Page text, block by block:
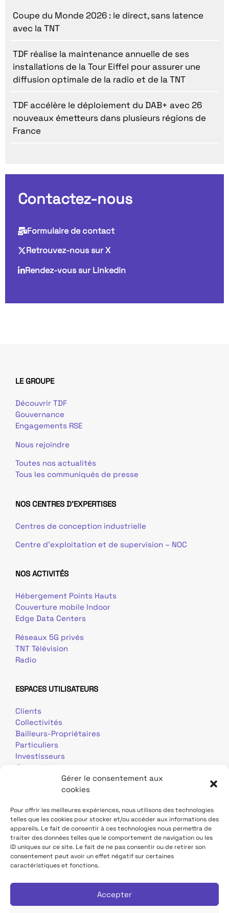
Gérer le consentement aux
cookies
Pour offrir les meilleures expériences, nous utilisons des technologies
telles que les cookies pour stocker et/ou accéder aux informations des
appareils. Le fait de consentir à ces technologies nous permettra de
traiter des données telles que le comportement de navigation ou les
ID uniques sur ce site. Le fait de ne pas consentir ou de retirer son
consentement peut avoir un effet négatif sur certaines
caractéristiques et fonctions.
Accepter
Coupe du Monde 2026 : le direct, sans latence
avec la TNT
TDF réalise la maintenance annuelle de ses
installations de la Tour Eiffel pour assurer une
diffusion optimale de la radio et de la TNT
TDF accélère le déploiement du DAB+ avec 26
nouveaux émetteurs dans plusieurs régions de
France
Contactez-nous
Formulaire de contact
Retrouvez-nous sur X
Rendez-vous sur Linkedin
LE GROUPE
Découvrir TDF
Gouvernance
Engagements RSE
Nous rejoindre
Toutes nos actualités
Tous les communiqués de presse
NOS CENTRES D'EXPERTISES
Centres de conception industrielle
Centre d’exploitation et de supervision – NOC
NOS ACTIVITÉS
Hébergement Points Hauts
Couverture mobile Indoor
Edge Data Centers
Réseaux 5G privés
TNT Télévision
Radio
ESPACES UTILISATEURS
Clients
Collectivités
Bailleurs-Propriétaires
Particuliers
Investisseurs
Journalistes
Mentions légales Données personnelles
Contact Site TDF Infrastructure
Déclaration d'accessibilité